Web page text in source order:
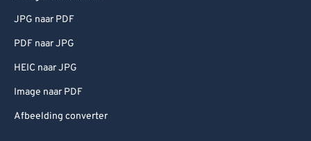
JPG naar PDF
PDF naar JPG
HEIC naar JPG
Image naar PDF
Afbeelding converter